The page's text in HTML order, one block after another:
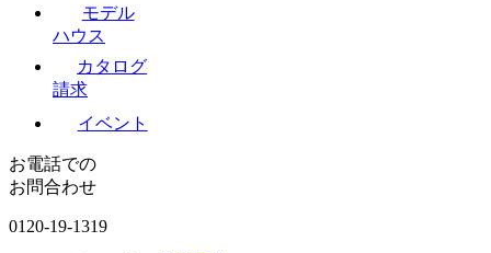
モデル
ハウス
カタログ
請求
イベント
お電話での
お問合わせ
0120-19-1319